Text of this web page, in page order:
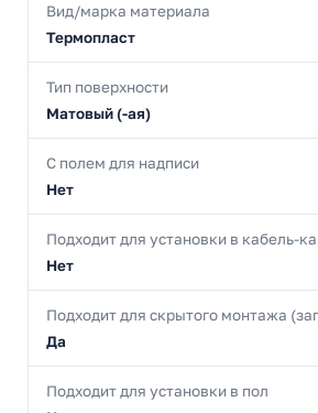
Вид/марка материала
Термопласт
Тип поверхности
Матовый (-ая)
С полем для надписи
Нет
Подходит для установки в кабель-
Нет
Подходит для скрытого монтажа
Да
Подходит для установки в пол